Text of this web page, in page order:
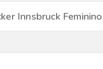
Innsbruck Feminino